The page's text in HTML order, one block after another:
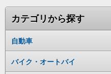
カテゴリから探す
自動車
バイク・オートバイ